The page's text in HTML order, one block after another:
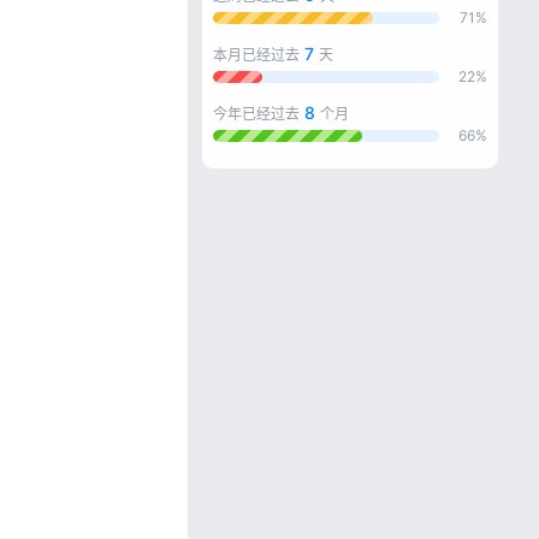
71%
本月已经过去 7 天
22%
今年已经过去 8 个月
66%